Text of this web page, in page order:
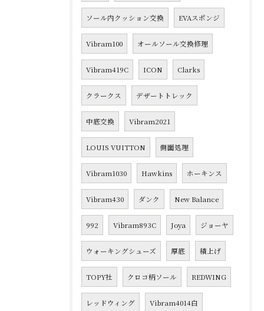
ソール内クッション交換 EVAスポンジ
Vibram100 オールソール交換修理
Vibram419C ICON Clarks
クラークス デザートトレック
中底交換 Vibram2021
LOUIS VUITTON 側面処理
Vibram1030 Hawkins ホーキンス
Vibram430 ダンク New Balance
992 Vibram893C Joya ジョーヤ
ウォーキングシューズ 厚底 積上げ
TOPY社 クロコ柄ソール REDWING
レッドウィング Vibram4014白